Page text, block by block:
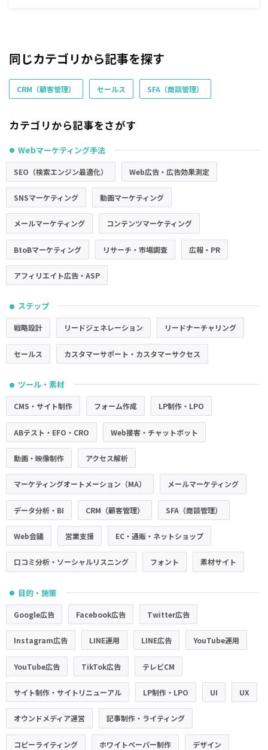
同じカテゴリから記事を探す
CRM（顧客管理） セールス SFA（商談管理）
カテゴリから記事をさがす
● Webマーケティング手法
SEO（検索エンジン最適化） Web広告・広告効果測定
SNSマーケティング 動画マーケティング
メールマーケティング コンテンツマーケティング
BtoBマーケティング リサーチ・市場調査 広報・PR
アフィリエイト広告・ASP
● ステップ
戦略設計 リードジェネレーション リードナーチャリング
セールス カスタマーサポート・カスタマーサクセス
● ツール・素材
CMS・サイト制作 フォーム作成 LP制作・LPO
ABテスト・EFO・CRO Web接客・チャットボット
動画・映像制作 アクセス解析
マーケティングオートメーション（MA） メールマーケティング
データ分析・BI CRM（顧客管理） SFA（商談管理）
Web会議 営業支援 EC・通販・ネットショップ
口コミ分析・ソーシャルリスニング フォント 素材サイト
● 目的・施策
Google広告 Facebook広告 Twitter広告
Instagram広告 LINE運用 LINE広告 YouTube運用
YouTube広告 TikTok広告 テレビCM
サイト制作・サイトリニューアル LP制作・LPO UI UX
オウンドメディア運営 記事制作・ライティング
コピーライティング ホワイトペーパー制作 デザイン